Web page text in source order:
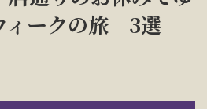
ィークの旅 3選